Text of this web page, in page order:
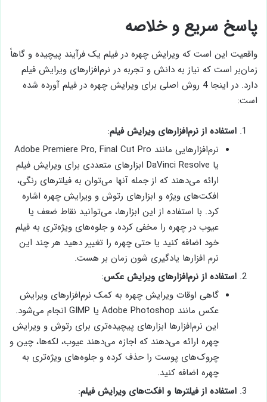
پاسخ سریع و خلاصه
واقعیت این است که ویرایش چهره در فیلم یک فرآیند پیچیده و گاهاً
زمان‌بر است که نیاز به دانش و تجربه در نرم‌افزارهای ویرایش فیلم
دارد. در اینجا 4 روش اصلی برای ویرایش چهره در فیلم آورده شده
است:
استفاده از نرم‌افزارهای ویرایش فیلم:
نرم‌افزارهایی مانند Adobe Premiere Pro, Final Cut Pro
یا DaVinci Resolve ابزارهای متعددی برای ویرایش فیلم
ارائه می‌دهند که از جمله آنها می‌توان به فیلترهای رنگی،
افکت‌های ویژه و ابزارهای رتوش و ویرایش چهره اشاره
کرد. با استفاده از این ابزارها، می‌توانید نقاط ضعف یا
عیوب در چهره را مخفی کرده و جلوه‌های ویژه‌تری به فیلم
خود اضافه کنید یا حتی چهره را تغییر دهید هر چند این
نرم افزارها یادگیری شون زمان بر هست.
استفاده از نرم‌افزارهای ویرایش عکس:
گاهی اوقات ویرایش چهره به کمک نرم‌افزارهای ویرایش
عکس مانند Adobe Photoshop یا GIMP انجام می‌شود.
این نرم‌افزارها ابزارهای پیچیده‌تری برای رتوش و ویرایش
چهره ارائه می‌دهند که اجازه می‌دهند عیوب، لکه‌ها، چین و
چروک‌های پوست را حذف کرده و جلوه‌های ویژه‌تری به
چهره اضافه کنید.
استفاده از فیلترها و افکت‌های ویرایش فیلم: